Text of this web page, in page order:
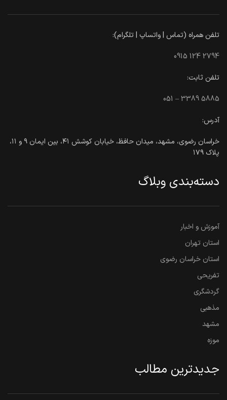
تلفن همراه (تماس | واتساپ | تلگرام):
0915 124 2794
تلفن ثابت:
051 – 3389 5885
آدرس:
خراسان رضوی، مشهد، میدان حافظ، خیابان کوشش ۴۱، بین ایمان ۹ و ۱۱،
پلاک ۱۷۹
دسته‌بندی وبلاگ
آموزش و اخبار
استان تهران
استان خراسان رضوی
تفریحی
گردشگری
مذهبی
مشهد
موزه
جدیدترین مطالب